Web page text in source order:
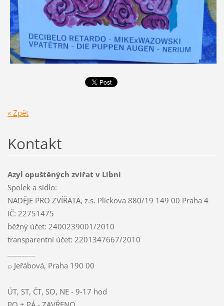
« Zpět
Kontakt
Azyl opuštěných zvířat v Libni
Spolek a sídlo:
NADĚJE PRO ZVÍŘATA, z.s. Plickova 880/19 149 00 Praha 4
IČ: 22751475
běžný účet: 2400239001/2010
transparentní účet: 2201347667/2010
⌕ Jeřábová, Praha 190 00
ÚT, ST, ČT, SO, NE - 9-17 hod